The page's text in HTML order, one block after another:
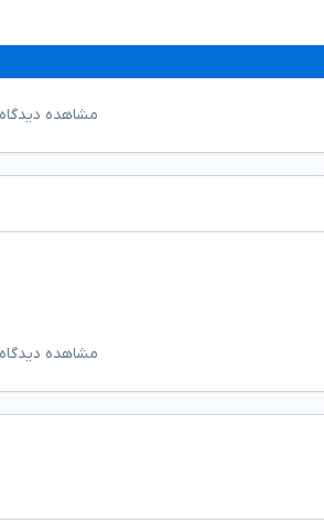
مشاهده
مشاهده